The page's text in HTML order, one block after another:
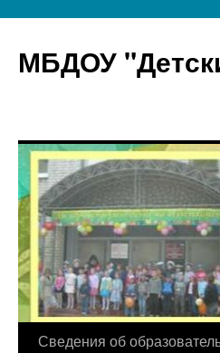
МБДОУ
Перейти
Сведения об